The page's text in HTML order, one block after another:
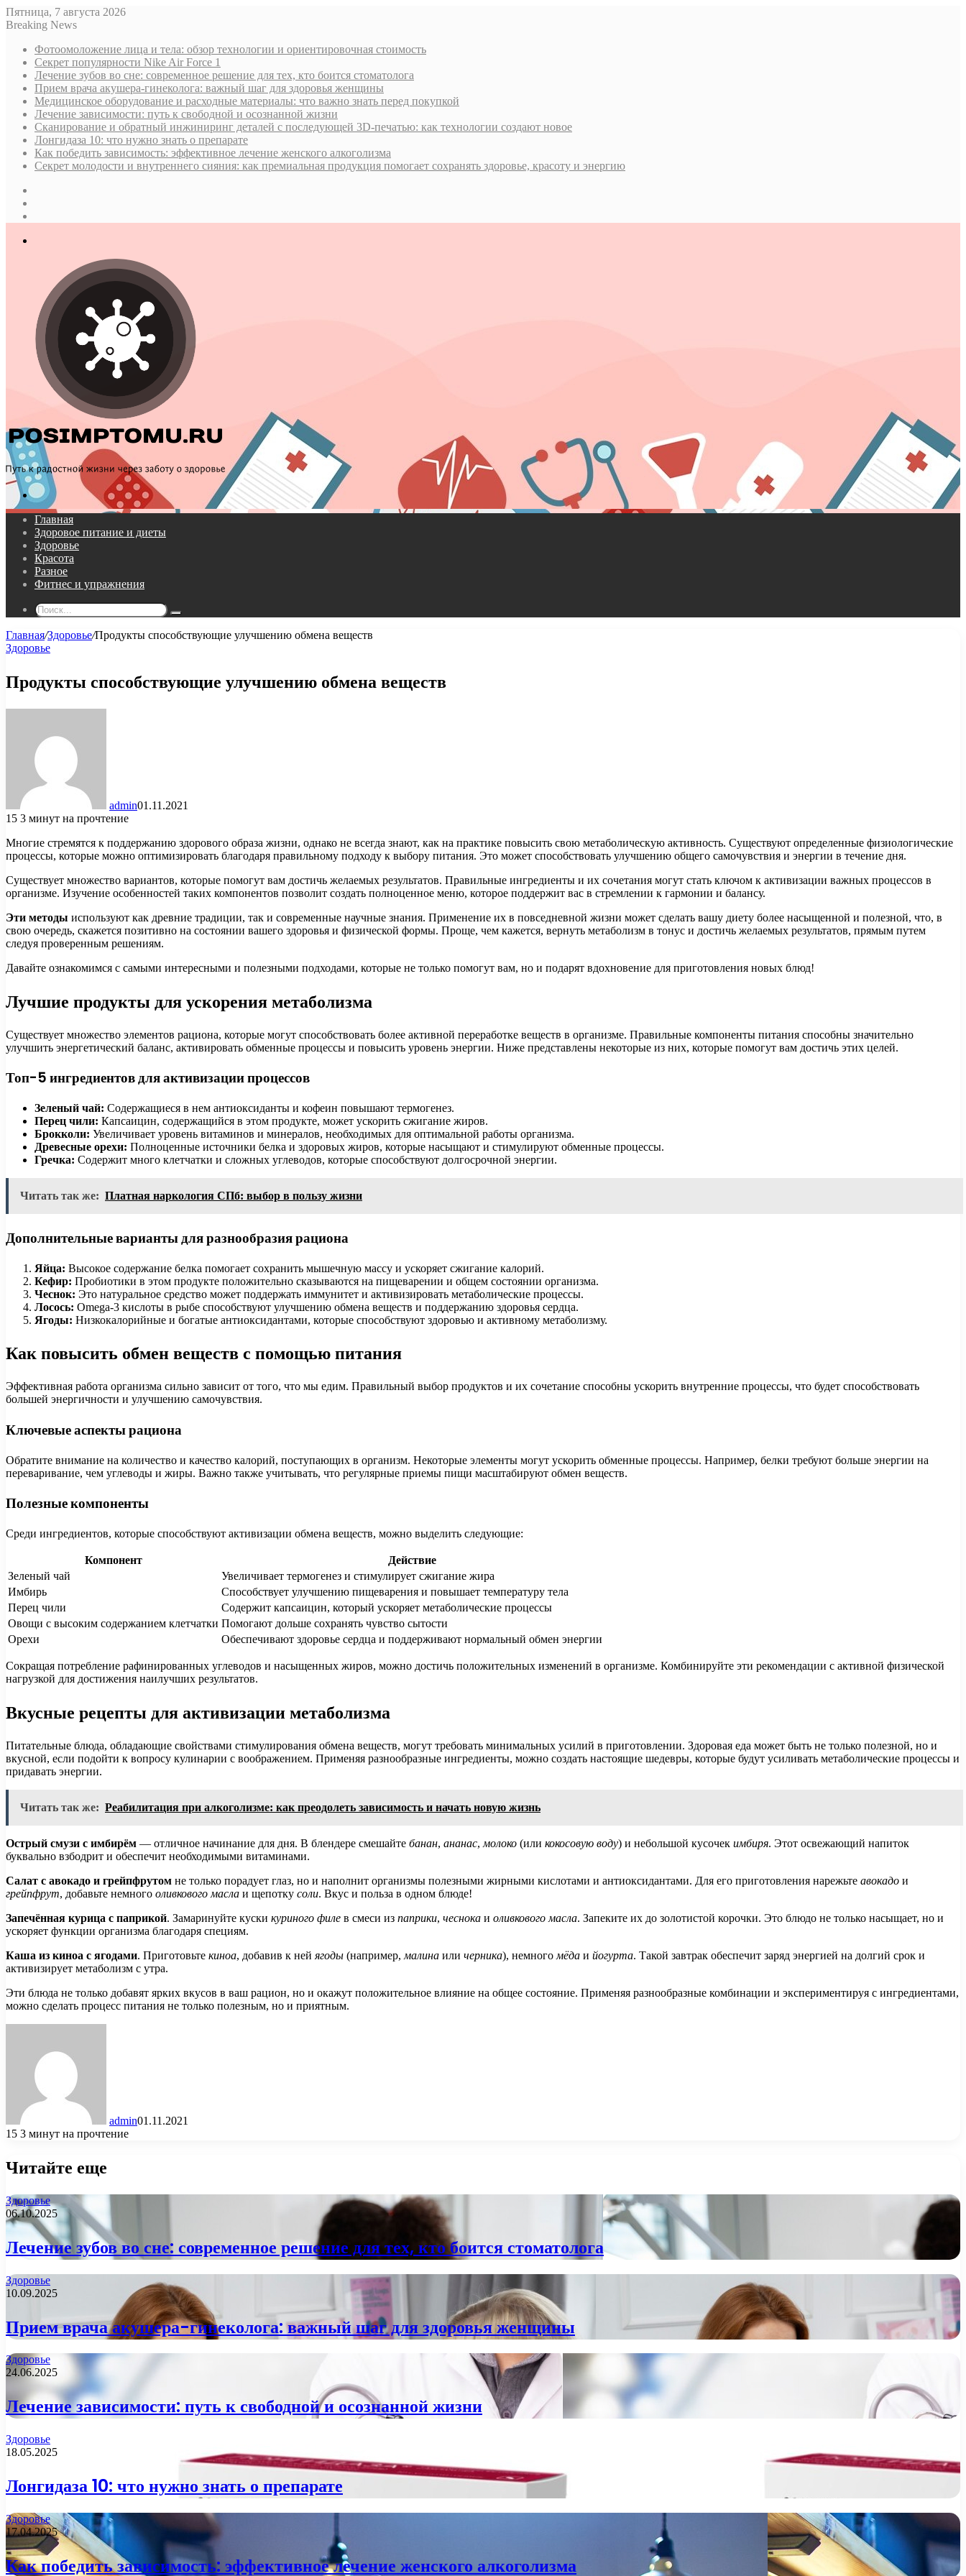
Пятница, 7 августа 2026
Breaking News
Фотоомоложение лица и тела: обзор технологии и ориентировочная стоимость
Секрет популярности Nike Air Force 1
Лечение зубов во сне: современное решение для тех, кто боится стоматолога
Прием врача акушера-гинеколога: важный шаг для здоровья женщины
Медицинское оборудование и расходные материалы: что важно знать перед покупкой
Лечение зависимости: путь к свободной и осознанной жизни
Сканирование и обратный инжиниринг деталей с последующей 3D-печатью: как технологии создают новое
Лонгидаза 10: что нужно знать о препарате
Как победить зависимость: эффективное лечение женского алкоголизма
Секрет молодости и внутреннего сияния: как премиальная продукция помогает сохранять здоровье, красоту и энергию
Поиск...
Главная
Здоровое питание и диеты
Здоровье
Красота
Разное
Фитнес и упражнения
Поиск...
Главная/Здоровье/Продукты способствующие улучшению обмена веществ
Здоровье
Продукты способствующие улучшению обмена веществ
admin01.11.2021
15 3 минут на прочтение
Многие стремятся к поддержанию здорового образа жизни, однако не всегда знают, как на практике повысить свою метаболическую активность. Существуют определенные физиологические
процессы, которые можно оптимизировать благодаря правильному подходу к выбору питания. Это может способствовать улучшению общего самочувствия и энергии в течение дня.
Существует множество вариантов, которые помогут вам достичь желаемых результатов. Правильные ингредиенты и их сочетания могут стать ключом к активизации важных процессов в
организме. Изучение особенностей таких компонентов позволит создать полноценное меню, которое поддержит вас в стремлении к гармонии и балансу.
Эти методы используют как древние традиции, так и современные научные знания. Применение их в повседневной жизни может сделать вашу диету более насыщенной и полезной, что, в
свою очередь, скажется позитивно на состоянии вашего здоровья и физической формы. Проще, чем кажется, вернуть метаболизм в тонус и достичь желаемых результатов, прямым путем
следуя проверенным решениям.
Давайте ознакомимся с самыми интересными и полезными подходами, которые не только помогут вам, но и подарят вдохновение для приготовления новых блюд!
Лучшие продукты для ускорения метаболизма
Существует множество элементов рациона, которые могут способствовать более активной переработке веществ в организме. Правильные компоненты питания способны значительно
улучшить энергетический баланс, активировать обменные процессы и повысить уровень энергии. Ниже представлены некоторые из них, которые помогут вам достичь этих целей.
Топ-5 ингредиентов для активизации процессов
Зеленый чай: Содержащиеся в нем антиоксиданты и кофеин повышают термогенез.
Перец чили: Капсаицин, содержащийся в этом продукте, может ускорить сжигание жиров.
Брокколи: Увеличивает уровень витаминов и минералов, необходимых для оптимальной работы организма.
Древесные орехи: Полноценные источники белка и здоровых жиров, которые насыщают и стимулируют обменные процессы.
Гречка: Содержит много клетчатки и сложных углеводов, которые способствуют долгосрочной энергии.
Читать так же: Платная наркология СПб: выбор в пользу жизни
Дополнительные варианты для разнообразия рациона
Яйца: Высокое содержание белка помогает сохранить мышечную массу и ускоряет сжигание калорий.
Кефир: Пробиотики в этом продукте положительно сказываются на пищеварении и общем состоянии организма.
Чеснок: Это натуральное средство может поддержать иммунитет и активизировать метаболические процессы.
Лосось: Omega-3 кислоты в рыбе способствуют улучшению обмена веществ и поддержанию здоровья сердца.
Ягоды: Низкокалорийные и богатые антиоксидантами, которые способствуют здоровью и активному метаболизму.
Как повысить обмен веществ с помощью питания
Эффективная работа организма сильно зависит от того, что мы едим. Правильный выбор продуктов и их сочетание способны ускорить внутренние процессы, что будет способствовать
большей энергичности и улучшению самочувствия.
Ключевые аспекты рациона
Обратите внимание на количество и качество калорий, поступающих в организм. Некоторые элементы могут ускорить обменные процессы. Например, белки требуют больше энергии на
переваривание, чем углеводы и жиры. Важно также учитывать, что регулярные приемы пищи масштабируют обмен веществ.
Полезные компоненты
Среди ингредиентов, которые способствуют активизации обмена веществ, можно выделить следующие:
Компонент
Действие
Зеленый чай
Увеличивает термогенез и стимулирует сжигание жира
Имбирь
Способствует улучшению пищеварения и повышает температуру тела
Перец чили
Содержит капсаицин, который ускоряет метаболические процессы
Овощи с высоким содержанием клетчатки Помогают дольше сохранять чувство сытости
Орехи
Обеспечивают здоровье сердца и поддерживают нормальный обмен энергии
Сокращая потребление рафинированных углеводов и насыщенных жиров, можно достичь положительных изменений в организме. Комбинируйте эти рекомендации с активной физической
нагрузкой для достижения наилучших результатов.
Вкусные рецепты для активизации метаболизма
Питательные блюда, обладающие свойствами стимулирования обмена веществ, могут требовать минимальных усилий в приготовлении. Здоровая еда может быть не только полезной, но и
вкусной, если подойти к вопросу кулинарии с воображением. Применяя разнообразные ингредиенты, можно создать настоящие шедевры, которые будут усиливать метаболические процессы и
придавать энергии.
Читать так же: Реабилитация при алкоголизме: как преодолеть зависимость и начать новую жизнь
Острый смузи с имбирём — отличное начинание для дня. В блендере смешайте банан, ананас, молоко (или кокосовую воду) и небольшой кусочек имбиря. Этот освежающий напиток
буквально взбодрит и обеспечит необходимыми витаминами.
Салат с авокадо и грейпфрутом не только порадует глаз, но и наполнит организмы полезными жирными кислотами и антиоксидантами. Для его приготовления нарежьте авокадо и
грейпфрут, добавьте немного оливкового масла и щепотку соли. Вкус и польза в одном блюде!
Запечённая курица с паприкой. Замаринуйте куски куриного филе в смеси из паприки, чеснока и оливкового масла. Запеките их до золотистой корочки. Это блюдо не только насыщает, но и
ускоряет функции организма благодаря специям.
Каша из киноа с ягодами. Приготовьте киноа, добавив к ней ягоды (например, малина или черника), немного мёда и йогурта. Такой завтрак обеспечит заряд энергией на долгий срок и
активизирует метаболизм с утра.
Эти блюда не только добавят ярких вкусов в ваш рацион, но и окажут положительное влияние на общее состояние. Применяя разнообразные комбинации и экспериментируя с ингредиентами,
можно сделать процесс питания не только полезным, но и приятным.
admin01.11.2021
15 3 минут на прочтение
Читайте еще
Здоровье
06.10.2025
Лечение зубов во сне: современное решение для тех, кто боится стоматолога
Здоровье
10.09.2025
Прием врача акушера-гинеколога: важный шаг для здоровья женщины
Здоровье
24.06.2025
Лечение зависимости: путь к свободной и осознанной жизни
Здоровье
18.05.2025
Лонгидаза 10: что нужно знать о препарате
Здоровье
17.04.2025
Как победить зависимость: эффективное лечение женского алкоголизма